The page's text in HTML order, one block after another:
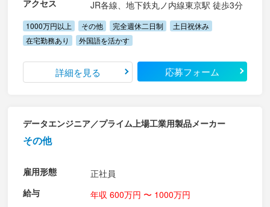
アクセス
JR各線、地下鉄丸ノ内線東京駅 徒歩3分
1000万円以上 その他 完全週休二日制
土日祝休み
在宅勤務あり
外国語を活かす
詳細を見る 応募フォーム
データエンジニア／プライム上場工業用製品メーカー
その他
雇用形態
正社員
給与
年収 600万円 〜 1000万円